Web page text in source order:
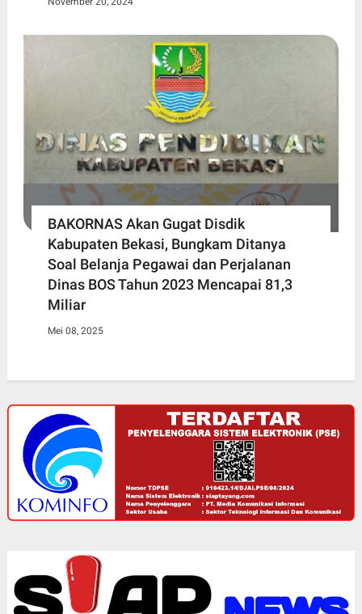
BAKORNAS Akan Gugat Disdik
Kabupaten Bekasi, Bungkam Ditanya
Soal Belanja Pegawai dan Perjalanan
Dinas BOS Tahun 2023 Mencapai 81,3
Miliar
Mei 08, 2025